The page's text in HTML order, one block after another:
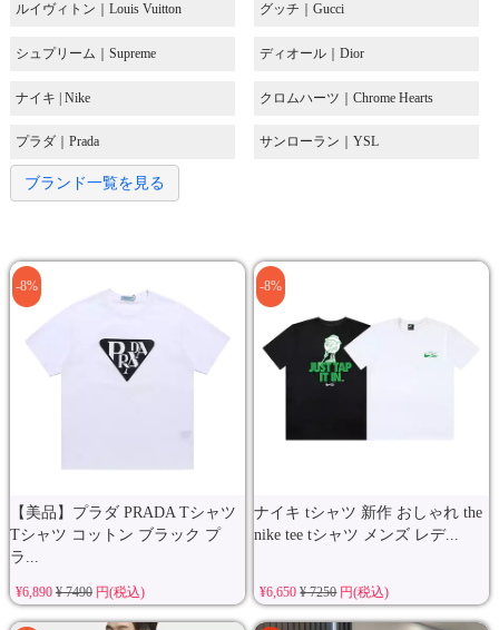
ルイヴィトン｜Louis Vuitton グッチ｜Gucci
シュプリーム｜Supreme ディオール｜Dior
ナイキ | Nike クロムハーツ｜Chrome Hearts
プラダ｜Prada サンローラン｜YSL
ブランド一覧を見る
【美品】プラダ PRADA Tシャツ
Tシャツ コットン ブラック プ
ラ...
-8%
¥6,890 ¥ 7490円(税込)
ナイキ tシャツ 新作 おしゃれ the
nike tee tシャツ メンズ レデ...
-8%
¥6,650¥ 7250円(税込)